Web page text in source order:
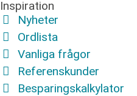
Inspiration
Nyheter
Ordlista
Vanliga frågor
Referenskunder
Besparingskalkylator